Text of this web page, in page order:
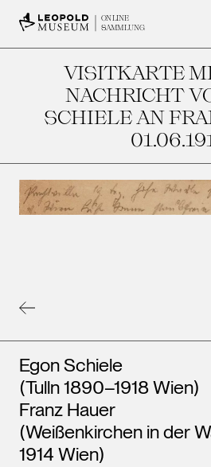
ONLINE
SAMMLUNG
VISITKARTE
NACHRICHT
SCHIELE AN
Leopold Museum,
Wien
Künstler*innen
Egon Schiele
(Tulln 1890–1918 Wien)
Franz Hauer
(Weißenkirchen in der
1914 Wien)